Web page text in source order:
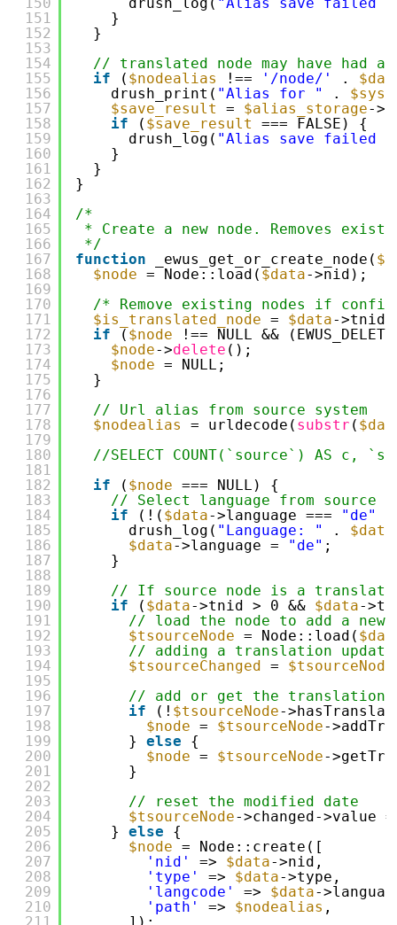
151
152
153
154
155
156
157
158
159
160
161
162
163
164
165
166
167
168
169
170
171
172
173
174
175
176
177
178
179
180
181
182
183
184
185
186
187
188
189
190
191
192
193
194
195
196
197
198
199
200
201
202
203
204
205
206
207
208
209
210
}
}
// translated node may have had
if
( $nodealias !== '/node/' .
drush_print( "Alias for " .
$save_result
= $alias_storage-
if
( $save_result
=== FALSE) {
drush_log( "Alias save failed
}
}
}
/*
* Create a new node. Removes
*/
function
_ewus_get_or_create_node(
$node = Node::load( $data->nid);
/* Remove existing nodes if
$is_translated_node = $data-
if
( $node
!== NULL &&
$node->delete ();
$node = NULL;
}
// Url alias from source system
$nodealias
= urldecode( substr (
//SELECT COUNT(`source`) AS c,
if
( $node === NULL) {
// Select language from source
if
(!( $data->language === "de"
drush_log( "Language: " . $data
$data->language = "de" ;
}
// If source node is a
if
( $data->tnid > 0 && $data-
// load the node to add a
$tsourceNode = Node::load(
// adding a translation
$tsourceChanged = $tsourceNode
// add or get the translation
if
(! $tsourceNode-
$node = $tsourceNode-
} else
{
$node = $tsourceNode-
}
// reset the modified date
$tsourceNode->changed->value
} else
{
$node = Node::create([
'nid'
=> $data->nid,
'type'
=> $data->type,
'langcode'
=> $data-
'path'
=> $nodealias ,